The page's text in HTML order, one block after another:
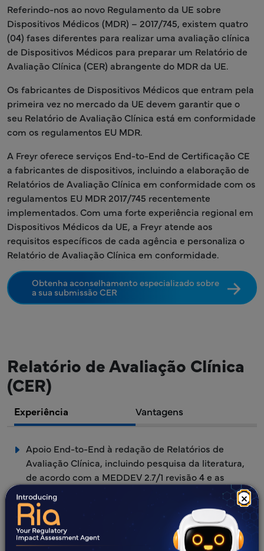
×
Referindo-nos ao novo Regulamento da UE sobre
Dispositivos Médicos (MDR) – 2017/745, existem quatro
(04) fases diferentes para realizar uma avaliação clínica
de Dispositivos Médicos para preparar um Relatório de
Avaliação Clínica (CER) abrangente do MDR da UE.
Os fabricantes de Dispositivos Médicos que entram pela
primeira vez no mercado da UE devem garantir que o
seu Relatório de Avaliação Clínica está em conformidade
com os regulamentos EU MDR.
A Freyr oferece serviços End-to-End de Certificação CE
a fabricantes de dispositivos, incluindo a elaboração de
Relatórios de Avaliação Clínica em conformidade com os
regulamentos EU MDR 2017/745 recentemente
implementados. Com uma forte experiência regional em
Dispositivos Médicos da UE, a Freyr atende aos
requisitos específicos de cada agência e personaliza o
Relatório de Avaliação Clínica em conformidade.
Obtenha aconselhamento especializado sobre
a sua submissão CER
Relatório de Avaliação Clínica
(CER)
Experiência Vantagens
Apoio End-to-End à redação de Relatórios de
Avaliação Clínica, incluindo pesquisa da literatura,
de acordo com a MEDDEV 2.7/1 revisão 4 e as
diretrizes do Regulamento Europeu de Dispositivos
Médicos (MDR).
Elaborar um plano de avaliação clínica para a sua
organização.